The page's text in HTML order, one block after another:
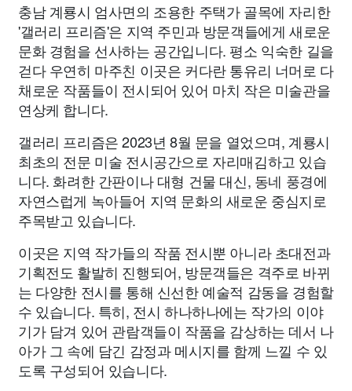
종교 사회 정치 건강 의료 의학 경제 마케팅
부동산 외국어 교육 교통 생활 기타
충남 계룡시 엄사면의 조용한 주택가 골목에 자리한
'갤러리 프리즘'은 지역 주민과 방문객들에게 새로운
문화 경험을 선사하는 공간입니다. 평소 익숙한 길을
걷다 우연히 마주친 이곳은 커다란 통유리 너머로 다
채로운 작품들이 전시되어 있어 마치 작은 미술관을
연상케 합니다.
갤러리 프리즘은 2023년 8월 문을 열었으며, 계룡시
최초의 전문 미술 전시공간으로 자리매김하고 있습
니다. 화려한 간판이나 대형 건물 대신, 동네 풍경에
자연스럽게 녹아들어 지역 문화의 새로운 중심지로
주목받고 있습니다.
이곳은 지역 작가들의 작품 전시뿐 아니라 초대전과
기획전도 활발히 진행되어, 방문객들은 격주로 바뀌
는 다양한 전시를 통해 신선한 예술적 감동을 경험할
수 있습니다. 특히, 전시 하나하나에는 작가의 이야
기가 담겨 있어 관람객들이 작품을 감상하는 데서 나
아가 그 속에 담긴 감정과 메시지를 함께 느낄 수 있
도록 구성되어 있습니다.